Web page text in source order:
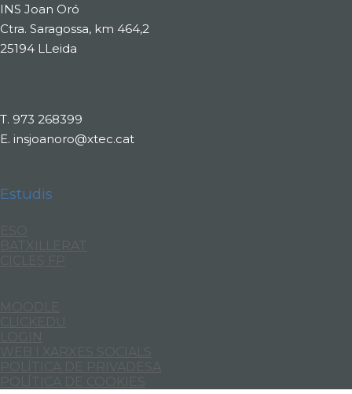
INS Joan Oró
Ctra. Saragossa, km 464,2
25194 LLeida
T. 973 268399
E. insjoanoro@xtec.cat
Estudis
BATXILLERAT
WEB I XARXES SOCIALS